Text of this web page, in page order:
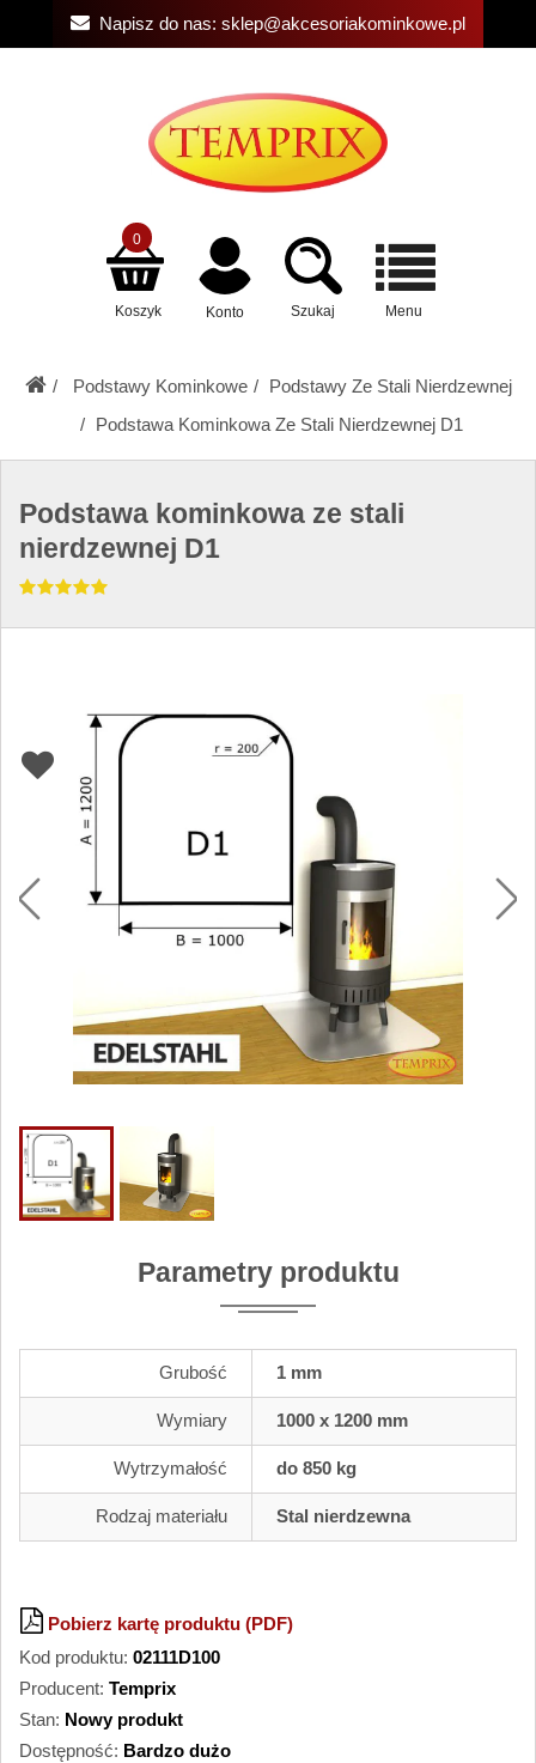
Napisz do nas: sklep@akcesoriakominkowe.pl
Koszyk
0
Konto Szukaj Menu
Podstawy Kominkowe
Podstawy Ze Stali Nierdzewnej
Podstawa Kominkowa Ze Stali Nierdzewnej D1
Podstawa kominkowa ze stali
nierdzewnej D1
Parametry produktu
Grubość 1 mm
Wymiary 1000 x 1200 mm
Wytrzymałość do 850 kg
Rodzaj materiału Stal nierdzewna
Pobierz kartę produktu (PDF)
Kod produktu: 02111D100
Producent: Temprix
Stan: Nowy produkt
Dostępność: Bardzo dużo